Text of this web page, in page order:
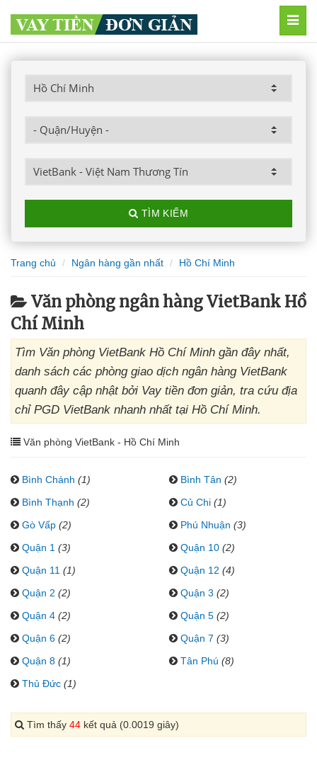
TÌM KIẾM
Trang chủ Ngân hàng gần nhất Hồ Chí Minh
Văn phòng ngân hàng VietBank Hồ
Chí Minh
Tìm Văn phòng VietBank Hồ Chí Minh gần đây nhất,
danh sách các phòng giao dịch ngân hàng VietBank
quanh đây cập nhật bởi Vay tiền đơn giản, tra cứu địa
chỉ PGD VietBank nhanh nhất tại Hồ Chí Minh.
Văn phòng VietBank - Hồ Chí Minh
Bình Chánh (1) Bình Tân (2)
Bình Thạnh (2) Củ Chi (1)
Gò Vấp (2) Phú Nhuận (3)
Quận 1 (3) Quận 10 (2)
Quận 11 (1) Quận 12 (4)
Quận 2 (2) Quận 3 (2)
Quận 4 (2) Quận 5 (2)
Quận 6 (2) Quận 7 (3)
Quận 8 (1) Tân Phú (8)
Thủ Đức (1)
Tìm thấy 44 kết quả (0.0019 giây)